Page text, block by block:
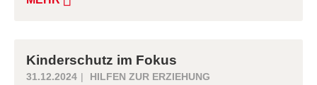
Kinderschutz im Fokus
31.12.2024 HILFEN ZUR ERZIEHUNG